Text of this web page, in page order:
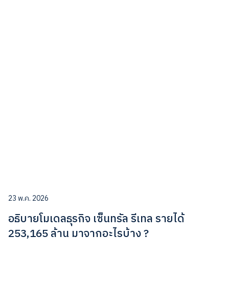
23 พ.ค. 2026
อธิบายโมเดลธุรกิจ เซ็นทรัล รีเทล รายได้
253,165 ล้าน มาจากอะไรบ้าง ?